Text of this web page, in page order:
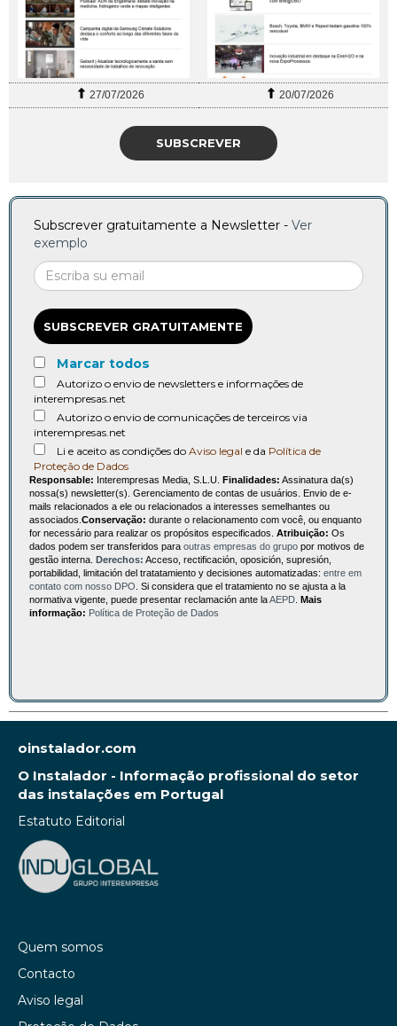
27/07/2026 20/07/2026
SUBSCREVER
Subscrever gratuitamente a Newsletter - Ver
exemplo
SUBSCREVER GRATUITAMENTE
Marcar todos
Autorizo o envio de newsletters e informações de
interempresas.net
Autorizo o envio de comunicações de terceiros via
interempresas.net
Li e aceito as condições do Aviso legal e da Política de
Proteção de Dados
Responsable: Interempresas Media, S.L.U. Finalidades: Assinatura da(s)
nossa(s) newsletter(s). Gerenciamento de contas de usuários. Envio de e-
mails relacionados a ele ou relacionados a interesses semelhantes ou
associados. Conservação: durante o relacionamento com você, ou enquanto
for necessário para realizar os propósitos especificados. Atribuição: Os
dados podem ser transferidos para outras empresas do grupo por motivos de
gestão interna. Derechos: Acceso, rectificación, oposición, supresión,
portabilidad, limitación del tratatamiento y decisiones automatizadas: entre em
contato com nosso DPO . Si considera que el tratamiento no se ajusta a la
normativa vigente, puede presentar reclamación ante laAEPD Mais
informação: Política de Proteção de Dados
oinstalador.com
O Instalador - Informação profissional do setor
das instalações em Portugal
Estatuto Editorial
Quem somos
Contacto
Aviso legal